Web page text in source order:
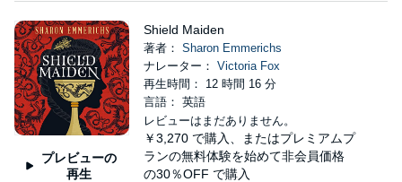
プレビューの
再生
Shield Maiden
著者： Sharon Emmerichs
ナレーター： Victoria Fox
再生時間： 12 時間 16 分
言語： 英語
レビューはまだありません。
￥3,270 で購入、またはプレミアムプ
ランの無料体験を始めて非会員価格
の30％OFF で購入